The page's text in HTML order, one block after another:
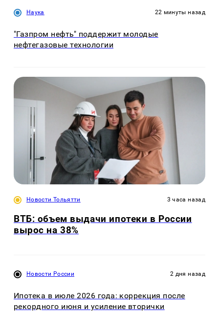
Наука 22 минуты назад
"Газпром нефть" поддержит молодые
нефтегазовые технологии
Новости Тольятти 3 часа назад
ВТБ: объем выдачи ипотеки в России
вырос на 38%
Новости России 2 дня назад
Ипотека в июле 2026 года: коррекция после
рекордного июня и усиление вторички